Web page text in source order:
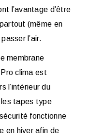
l’avantage d’être
(même en
l’air.
membrane
clima est
l’intérieur du
tapes type
fonctionne
en hiver afin de